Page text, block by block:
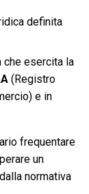
definita
esercita la
(Registro
e in
frequentare
un
normativa